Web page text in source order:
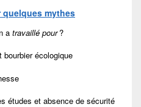
mythes
a travaillé pour?
écologique
et absence de sécurité